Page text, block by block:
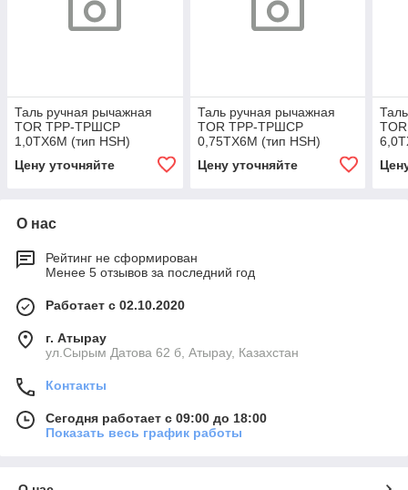
Таль ручная рычажная
TOR ТРР-ТРШСР
1,0ТХ6М (тип HSH)
Цену уточняйте
Таль ручная рычажная
TOR ТРР-ТРШСР
0,75ТХ6М (тип HSH)
Цену уточняйте
О нас
Рейтинг не сформирован
Менее 5 отзывов за последний год
Работает с 02.10.2020
г. Атырау
ул.Сырым Датова 62 б, Атырау, Казахстан
Контакты
Сегодня работает с 09:00 до 18:00
Показать весь график работы